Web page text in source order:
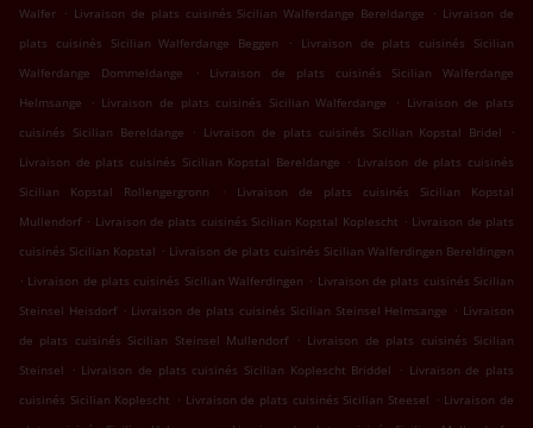
Walfer . Livraison de plats cuisinés Sicilian Walferdange Bereldange . Livraison de
plats cuisinés Sicilian Walferdange Beggen
.
Livraison de plats cuisinés Sicilian
Walferdange Dommeldange
.
Livraison de plats cuisinés Sicilian Walferdange
Helmsange
. Livraison de plats cuisinés Sicilian Walferdange . Livraison de plats
cuisinés Sicilian Bereldange
. Livraison de plats cuisinés Sicilian Kopstal Bridel
.
Livraison de plats cuisinés Sicilian Kopstal Bereldange . Livraison de plats cuisinés
Sicilian Kopstal Rollengergronn
.
Livraison de plats cuisinés Sicilian Kopstal
Mullendorf . Livraison de plats cuisinés Sicilian Kopstal Koplescht . Livraison de plats
cuisinés Sicilian Kopstal . Livraison de plats cuisinés Sicilian Walferdingen Bereldingen
. Livraison de plats cuisinés Sicilian Walferdingen . Livraison de plats cuisinés Sicilian
Steinsel Heisdorf . Livraison de plats cuisinés Sicilian Steinsel Helmsange . Livraison
de plats cuisinés Sicilian Steinsel Mullendorf
. Livraison de plats cuisinés Sicilian
Steinsel
. Livraison de plats cuisinés Sicilian Koplescht Briddel . Livraison de plats
cuisinés Sicilian Koplescht . Livraison de plats cuisinés Sicilian Steesel . Livraison de